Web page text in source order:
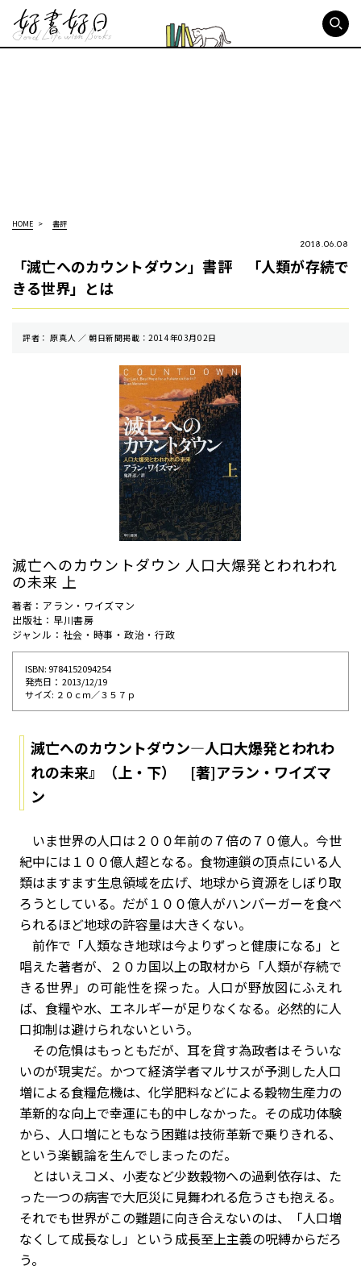
HOME 書評
2018.06.08
「滅亡へのカウントダウン」書評 「人類が存続で
きる世界」とは
評者： 原真人 ／ 朝⽇新聞掲載：2014年03月02日
滅亡へのカウントダウン 人口大爆発とわれわれ
の未来 上
著者：アラン・ワイズマン
出版社：早川書房
ジャンル：社会・時事・政治・行政
ISBN: 9784152094254
発売⽇： 2013/12/19
サイズ: ２０ｃｍ／３５７ｐ
滅亡へのカウントダウン―人口大爆発とわれわ
れの未来』（上・下） [著]アラン・ワイズマ
ン
いま世界の人口は２００年前の７倍の７０億人。今世
紀中には１００億人超となる。食物連鎖の頂点にいる人
類はますます生息領域を広げ、地球から資源をしぼり取
ろうとしている。だが１００億人がハンバーガーを食べ
られるほど地球の許容量は大きくない。
前作で「人類なき地球は今よりずっと健康になる」と
唱えた著者が、２０カ国以上の取材から「人類が存続で
きる世界」の可能性を探った。人口が野放図にふえれ
ば、食糧や水、エネルギーが足りなくなる。必然的に人
口抑制は避けられないという。
その危惧はもっともだが、耳を貸す為政者はそういな
いのが現実だ。かつて経済学者マルサスが予測した人口
増による食糧危機は、化学肥料などによる穀物生産力の
革新的な向上で幸運にも的中しなかった。その成功体験
から、人口増にともなう困難は技術革新で乗りきれる、
という楽観論を生んでしまったのだ。
とはいえコメ、小麦など少数穀物への過剰依存は、た
った一つの病害で大厄災に見舞われる危うさも抱える。
それでも世界がこの難題に向き合えないのは、「人口増
なくして成長なし」という成長至上主義の呪縛からだろ
う。